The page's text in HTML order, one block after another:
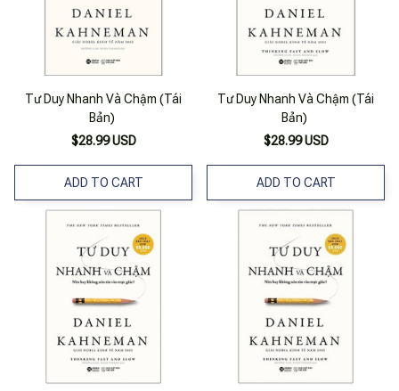
Tư Duy Nhanh Và Chậm (Tái
Bản)
$28.99 USD
ADD TO CART
Tư Duy Nhanh Và Chậm (Tái
Bản)
$28.99 USD
ADD TO CART